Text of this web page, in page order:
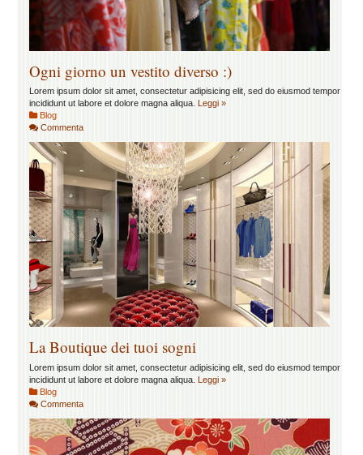
Ogni giorno un vestito diverso :)
Lorem ipsum dolor sit amet, consectetur adipisicing elit, sed do eiusmod tempor
incididunt ut labore et dolore magna aliqua.
Leggi »
Blog
Commenta
La Boutique dei tuoi sogni
Lorem ipsum dolor sit amet, consectetur adipisicing elit, sed do eiusmod tempor
incididunt ut labore et dolore magna aliqua. Leggi »
Blog
Commenta